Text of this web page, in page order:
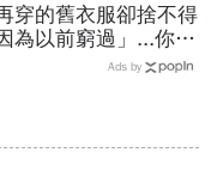
穿的舊衣服卻捨不得
為以前窮過」...你和
的距離，差的不只是
Ads by